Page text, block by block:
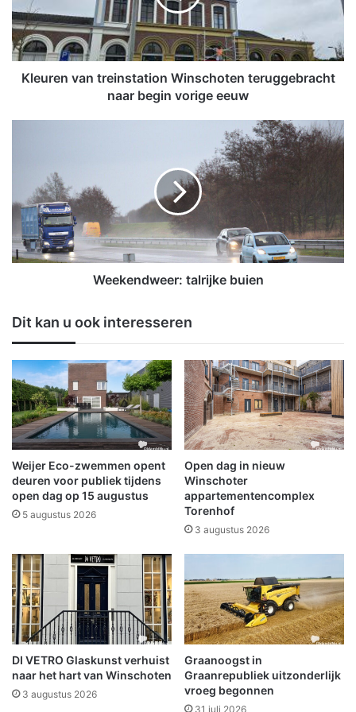
e
n
v
a
a
i
o
n
s
c
h
o
t
e
n
t
e
r
u
e
b
r
a
c
h
t
n
a
Kleuren van treinstation Winschoten teruggebracht
naar begin vorige eeuw
w
e
t
a
l
r
i
j
k
e
b
u
i
e
Weekendweer: talrijke buien
Dit kan u ook interesseren
Weijer Eco-zwemmen opent
deuren voor publiek tijdens
open dag op 15 augustus
5 augustus 2026
Open dag in nieuw
Winschoter
appartementencomplex
Torenhof
3 augustus 2026
DI VETRO Glaskunst verhuist
naar het hart van Winschoten
3 augustus 2026
Graanoogst in
Graanrepubliek uitzonderlijk
vroeg begonnen
31 juli 2026